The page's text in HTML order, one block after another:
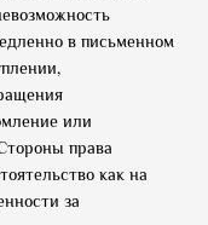
в письменном
или
права
как на
за